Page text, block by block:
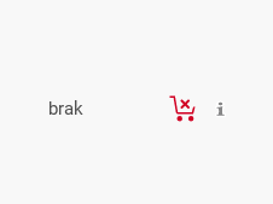
brak